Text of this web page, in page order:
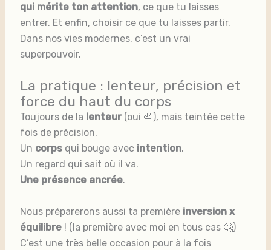
qui mérite ton attention, ce que tu laisses
entrer. Et enfin, choisir ce que tu laisses partir.
Dans nos vies modernes, c’est un vrai
superpouvoir.
La pratique : lenteur, précision et
force du haut du corps
Toujours de la lenteur (oui 🦥), mais teintée cette
fois de précision.
Un corps qui bouge avec intention.
Un regard qui sait où il va.
Une présence ancrée.
Nous préparerons aussi ta première inversion x
équilibre! (la première avec moi en tous cas 🤗)
C’est une très belle occasion pour à la fois